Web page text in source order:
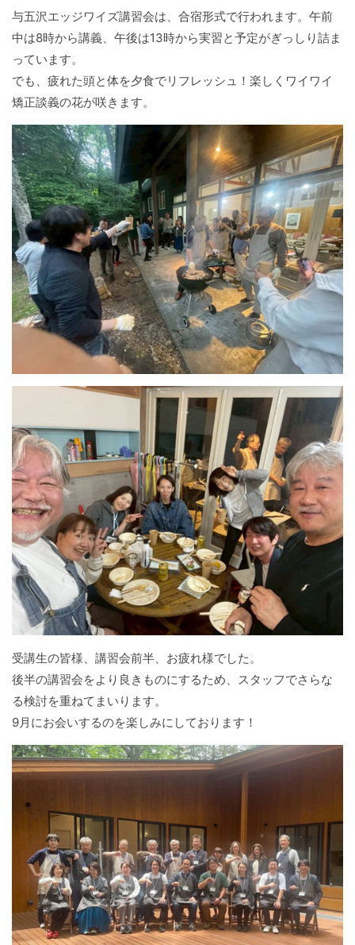
与五沢エッジワイズ講習会は、合宿形式で行われます。午前
中は8時から講義、午後は13時から実習と予定がぎっしり詰ま
っています。
でも、疲れた頭と体を夕食でリフレッシュ！楽しくワイワイ
矯正談義の花が咲きます。
受講生の皆様、講習会前半、お疲れ様でした。
後半の講習会をより良きものにするため、スタッフでさらな
る検討を重ねてまいります。
9月にお会いするのを楽しみにしております！